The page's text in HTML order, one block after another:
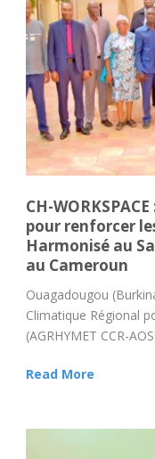
CH-
pour renforcer
Harmonisé au
au Cameroun
Ouagadougou
Climatique Régional
(AGRHYMET CCR-
Read More